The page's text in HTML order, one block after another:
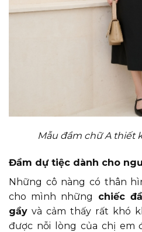
Mẫu đầm chữ A thiết
Đầm dự tiệc dành cho
Những cô nàng có thân
cho mình những
chiếc
gầy và cảm thấy rất khó
được nỗi lòng của chị em